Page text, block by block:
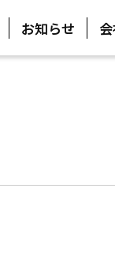
お知らせ